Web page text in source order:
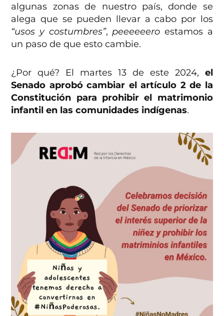
algunas zonas de nuestro país, donde se
alega que se pueden llevar a cabo por los
“usos y costumbres”, peeeeeero estamos a
un paso de que esto cambie.
¿Por qué? El martes 13 de este 2024, el
Senado aprobó cambiar el artículo 2 de la
Constitución para prohibir el matrimonio
infantil en las comunidades indígenas.